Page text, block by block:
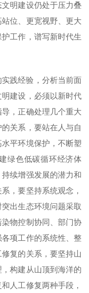
明建设仍处于压力叠
位、更宽视野、更大
工作，谱写新时代生
践经验，分析当前面
建设，必须以新时代
，正确处理几个重大
关系，要站在人与自
平环境保护，不断塑
绿色低碳循环经济体
续增强发展的潜力和
，要坚持系统观念，
出生态环境问题采取
物控制协同、部门协
项工作的系统性、整
复的关系，要坚持山
构建从山顶到海洋的
人工修复两种手段，